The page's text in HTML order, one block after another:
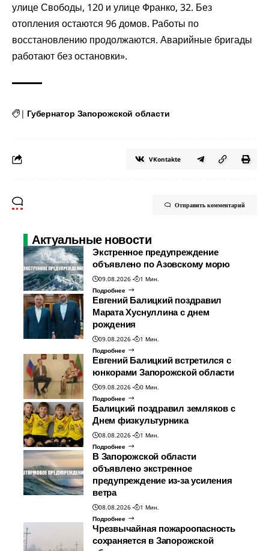
улице Свободы, 120 и улице Франко, 32. Без
отопления остаются 96 домов. Работы по
восстановлению продолжаются. Аварийные бригады
работают без остановки».
| Губернатор Запорожской области
VKontakte
Отправить комментарий
Актуальные новости
Экстренное предупреждение
объявлено по Азовскому морю
09.08.2026
1 Мин.
Подробнее
Евгений Балицкий поздравил
Марата Хуснуллина с днем
рождения
09.08.2026
1 Мин.
Подробнее
Евгений Балицкий встретился с
юнкорами Запорожской области
09.08.2026
0 Мин.
Подробнее
Балицкий поздравил земляков с
Днем физкультурника
08.08.2026
1 Мин.
Подробнее
В Запорожской области
объявлено экстренное
предупреждение из-за усиления
ветра
08.08.2026
1 Мин.
Подробнее
Чрезвычайная пожароопасность
сохраняется в Запорожской